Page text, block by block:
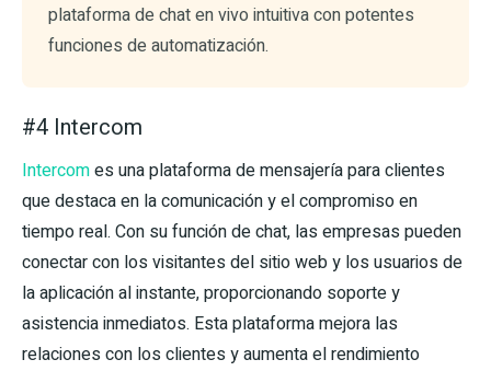
plataforma de chat en vivo intuitiva con potentes
funciones de automatización.
#4 Intercom
Intercomes una plataforma de mensajería para clientes
que destaca en la comunicación y el compromiso en
tiempo real. Con su función de chat, las empresas pueden
conectar con los visitantes del sitio web y los usuarios de
la aplicación al instante, proporcionando soporte y
asistencia inmediatos. Esta plataforma mejora las
relaciones con los clientes y aumenta el rendimiento